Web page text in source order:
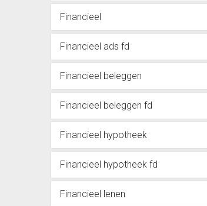
Financieel
Financieel ads fd
Financieel beleggen
Financieel beleggen fd
Financieel hypotheek
Financieel hypotheek fd
Financieel lenen